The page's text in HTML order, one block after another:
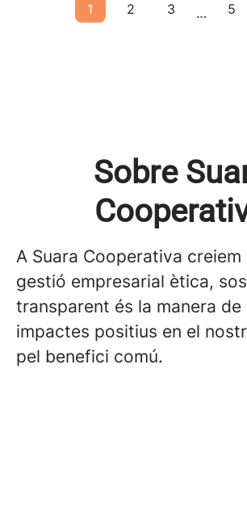
1 2 3 … 5
Sobre
A Suara Cooperativa creiem
gestió empresarial ètica,
transparent és la manera de
impactes positius en el
pel benefici comú.